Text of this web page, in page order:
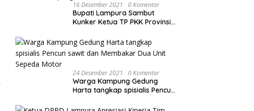
16 Desember 2021 0 Komentar
Bupati Lampura Sambut
Kunker Ketua TP PKK Provinsi
24 Desember 2021 0 Komentar
Warga Kampung Gedung
Harta tangkap spisialis Pencuri
Sepeda Motor